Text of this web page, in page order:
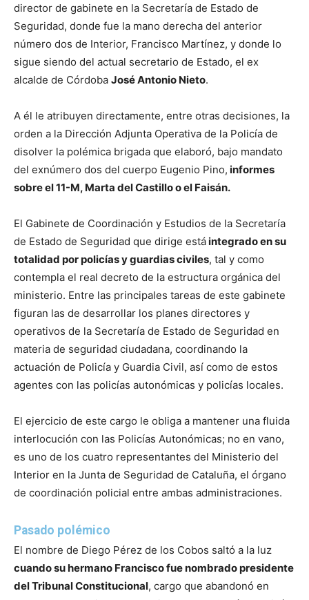
director de gabinete en la Secretaría de Estado de
Seguridad, donde fue la mano derecha del anterior
número dos de Interior, Francisco Martínez, y donde lo
sigue siendo del actual secretario de Estado, el ex
alcalde de Córdoba José Antonio Nieto.
A él le atribuyen directamente, entre otras decisiones, la
orden a la Dirección Adjunta Operativa de la Policía de
disolver la polémica brigada que elaboró, bajo mandato
del exnúmero dos del cuerpo Eugenio Pino, informes
sobre el 11-M, Marta del Castillo o el Faisán.
El Gabinete de Coordinación y Estudios de la Secretaría
de Estado de Seguridad que dirige estáintegrado en su
totalidad por policías y guardias civiles, tal y como
contempla el real decreto de la estructura orgánica del
ministerio. Entre las principales tareas de este gabinete
figuran las de desarrollar los planes directores y
operativos de la Secretaría de Estado de Seguridad en
materia de seguridad ciudadana, coordinando la
actuación de Policía y Guardia Civil, así como de estos
agentes con las policías autonómicas y policías locales.
El ejercicio de este cargo le obliga a mantener una fluida
interlocución con las Policías Autonómicas; no en vano,
es uno de los cuatro representantes del Ministerio del
Interior en la Junta de Seguridad de Cataluña, el órgano
de coordinación policial entre ambas administraciones.
Pasado polémico
El nombre de Diego Pérez de los Cobos saltó a la luz
cuando su hermano Francisco fue nombrado presidente
del Tribunal Constitucional, cargo que abandonó en